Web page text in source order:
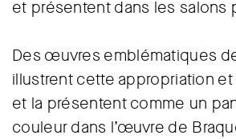
et présentent dans les salons
Des œuvres emblématiques
illustrent cette appropriation
et la présentent comme un
couleur dans l’œuvre de